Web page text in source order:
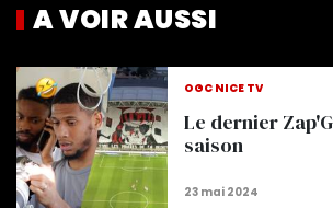
A VOIR AUSSI
OGC NICE TV
Le dernier
saison
Le Zap'Gym : Montpellier,